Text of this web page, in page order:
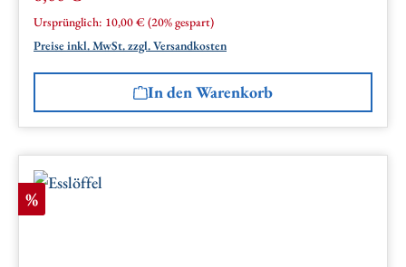
Ursprünglich: Regulärer Preis:
10,00 €(20% gespart)
Preise inkl. MwSt. zzgl. Versandkosten
In den Warenkorb
Rabatt
%